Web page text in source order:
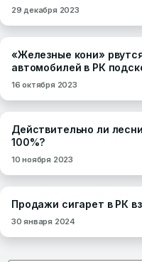
29 декабря 2023
«Железные кони»
автомобилей в РК
16 октября 2023
Действительно ли
100%?
10 ноября 2023
Продажи сигарет в РК
30 января 2024